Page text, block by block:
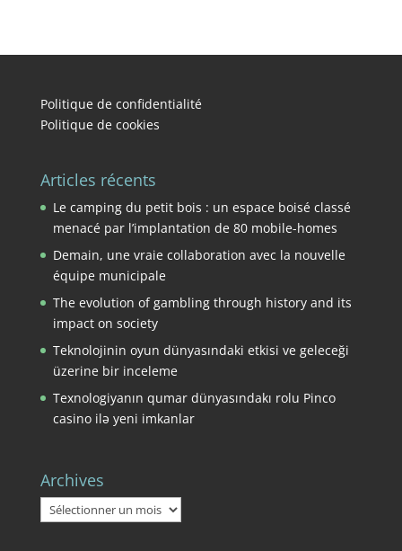
Politique de confidentialité
Politique de cookies
Articles récents
Le camping du petit bois : un espace boisé classé
menacé par l’implantation de 80 mobile-homes
Demain, une vraie collaboration avec la nouvelle
équipe municipale
The evolution of gambling through history and its
impact on society
Teknolojinin oyun dünyasındaki etkisi ve geleceği
üzerine bir inceleme
Texnologiyanın qumar dünyasındakı rolu Pinco
casino ilə yeni imkanlar
Archives
Archives